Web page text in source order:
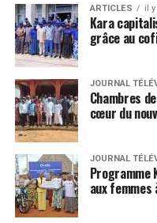
ARTICLES il
Kara
grâce au
JOURNAL
Chambres
cœur du
JOURNAL
Programme
aux femmes